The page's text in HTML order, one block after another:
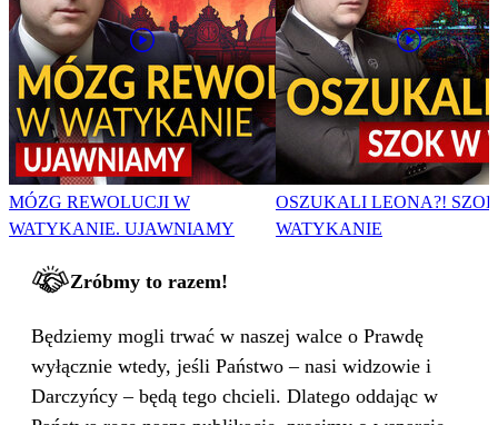
MÓZG REWOLUCJI W
WATYKANIE. UJAWNIAMY
OSZUKALI LEONA?!
WATYKANIE
Zróbmy to razem!
Będziemy mogli trwać w naszej walce o Prawdę
wyłącznie wtedy, jeśli Państwo – nasi widzowie i
Darczyńcy – będą tego chcieli. Dlatego oddając w